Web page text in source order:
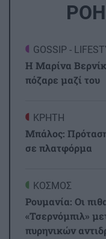
GOSSIP -
Η Μαρίνα
πόζαρε μαζί του
ΚΡΗΤΗ
Μπάλος:
σε πλατφόρμα
ΚΟΣΜΟΣ
Ρουμανία: Οι
«Τσερνόμπιλ»
πυρηνικών